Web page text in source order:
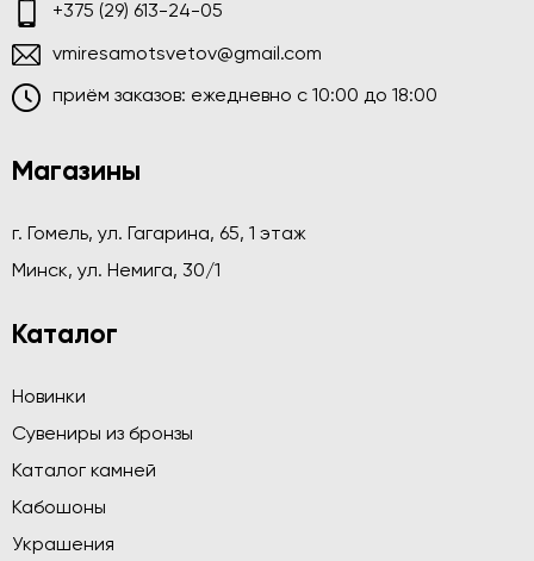
+375 (29) 613-24-05
vmiresamotsvetov@gmail.com
приём заказов: ежедневно c 10:00 до 18:00
Магазины
г. Гомель, ул. Гагарина, 65, 1 этаж
Минск, ул. Немига, 30/1
Каталог
Новинки
Сувениры из бронзы
Каталог камней
Кабошоны
Украшения